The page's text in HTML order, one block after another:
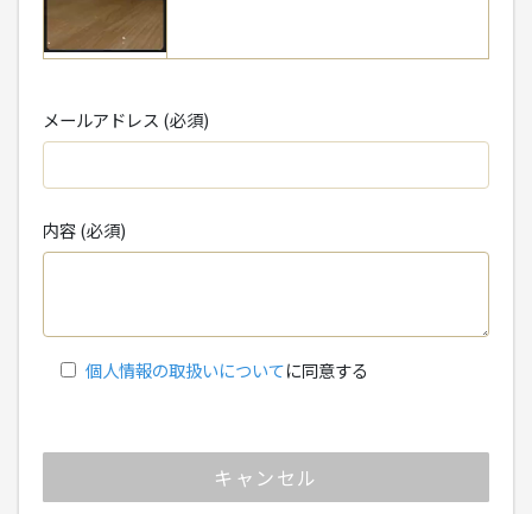
メールアドレス (必須)
内容 (必須)
個人情報の取扱いについてに同意する
キャンセル